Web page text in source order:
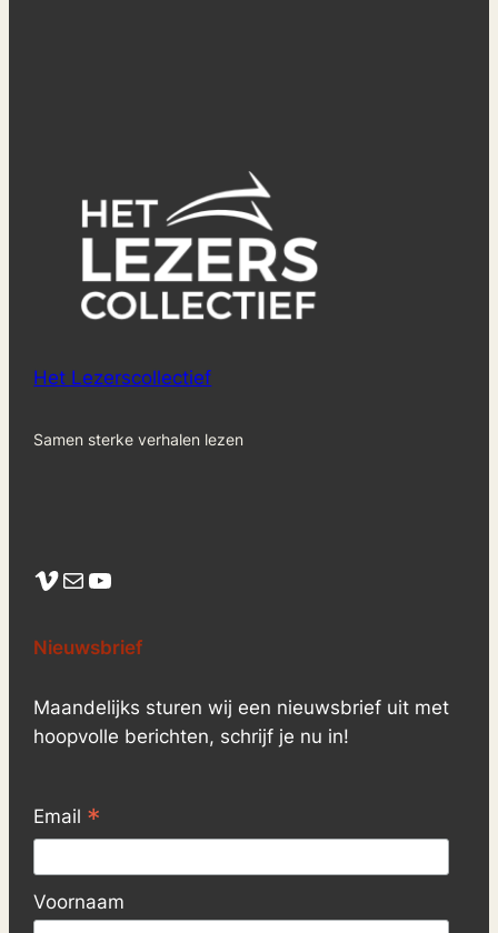
Het Lezerscollectief
Samen sterke verhalen lezen
Vimeo Mail YouTube
Nieuwsbrief
Maandelijks sturen wij een nieuwsbrief uit met
hoopvolle berichten, schrijf je nu in!
Email *
Voornaam